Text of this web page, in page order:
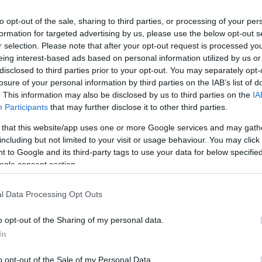
opt-out of the sale, sharing to third parties, or processing of your
for targeted advertising by us, please use the below opt-out
selection. Please note that after your opt-out request is processed
interest-based ads based on personal information utilized by us
to third parties prior to your opt-out. You may separately
of your personal information by third parties on the IAB’s list of
This information may also be disclosed by us to third parties on the
Participants that may further disclose it to other third parties.
that this website/app uses one or more Google services and may
but not limited to your visit or usage behaviour. You may
to Google and its third-party tags to use your data for below
consent section.
Data Processing Opt Outs
opt-out of the Sharing of my personal data.
opt-out of the Sale of my Personal Data.
filmet forgalmazó Hungaricom Kft. korábban az
című gyermekkönyve alapján készült, amely
J. K. Rowlingnak is az egyik kedvenc
mese főszerepeiben a Truman show és a
Natascha McElhone és a legendás Rocky Horror
láthatóak. A fantasyt november 19-től
Shirley Klarisse Yonavive Edwards) az 1990-
színvonalas londoni trip-hop csapat, a Godfrey-
Az együttes első négy albuma - Who Can
of Freedom (2000), Charango (2002) -
funk és a blues elemeivel ötvözött tánczene
világot elbűvölte.
Skye dalszerzőként is ki akarta